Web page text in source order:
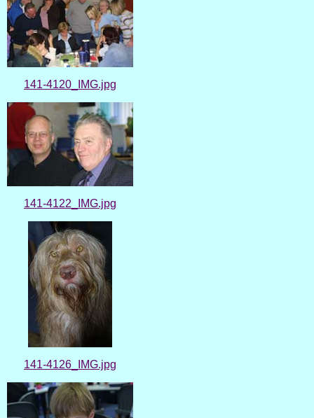
141-4120_IMG.jpg
141-4122_IMG.jpg
141-4126_IMG.jpg